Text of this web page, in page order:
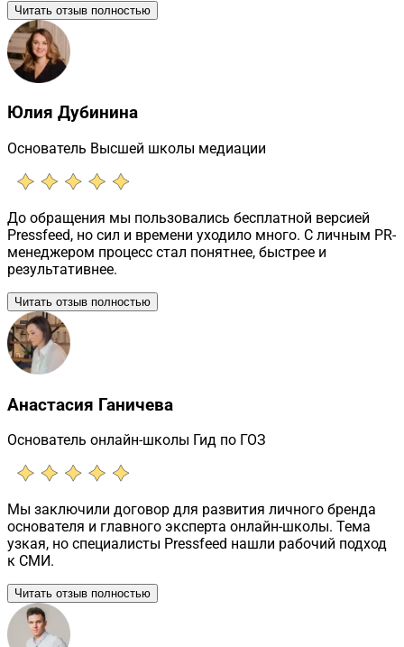
Читать отзыв полностью
Юлия Дубинина
Основатель Высшей школы медиации
До обращения мы пользовались бесплатной версией
Pressfeed, но сил и времени уходило много. С личным PR-
менеджером процесс стал понятнее, быстрее и
результативнее.
Читать отзыв полностью
Анастасия Ганичева
Основатель онлайн-школы Гид по ГОЗ
Мы заключили договор для развития личного бренда
основателя и главного эксперта онлайн-школы. Тема
узкая, но специалисты Pressfeed нашли рабочий подход
к СМИ.
Читать отзыв полностью